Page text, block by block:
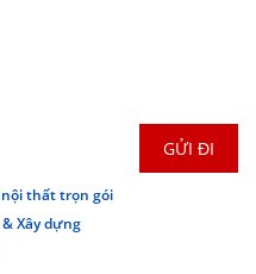
nội thất trọn gói
Xây dựng